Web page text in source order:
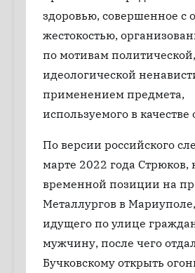
здоровью, совершенное с
жестокостью,
по мотивам политической,
идеологической
применением предмета,
используемого в качестве
По версии российского
марте 2022 года Стрюков,
временной позиции на
Металлургов в
идущего по улице
мужчину, после чего
Бучковскому открыть